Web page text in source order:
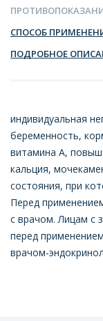
СПОСОБ
ПОДРОБНОЕ
индивидуальная
беременность,
витамина А,
кальция,
состояния, при
Перед
с врачом. Лицам с
перед
врачом-